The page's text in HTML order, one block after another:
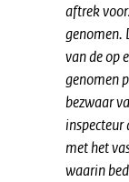
aftrek
genomen.
van de op
genomen
bezwaar
met het
waarin